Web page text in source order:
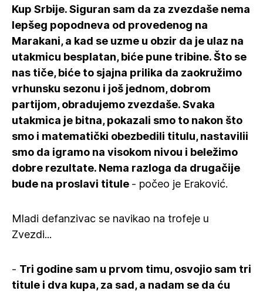
Kup Srbije. Siguran sam da za zvezdaše nema
lepšeg popodneva od provedenog na
Marakani, a kad se uzme u obzir da je ulaz na
utakmicu besplatan, biće pune tribine. Što se
nas tiče, biće to sjajna prilika da zaokružimo
vrhunsku sezonu i još jednom, dobrom
partijom, obradujemo zvezdaše. Svaka
utakmica je bitna, pokazali smo to nakon što
smo i matematički obezbedili titulu, nastavilii
smo da igramo na visokom nivou i beležimo
dobre rezultate. Nema razloga da drugačije
bude na proslavi titule - počeo je Eraković.
Mladi defanzivac se navikao na trofeje u
Zvezdi...
- Tri godine sam u prvom timu, osvojio sam tri
titule i dva kupa, za sad, a nadam se da ću